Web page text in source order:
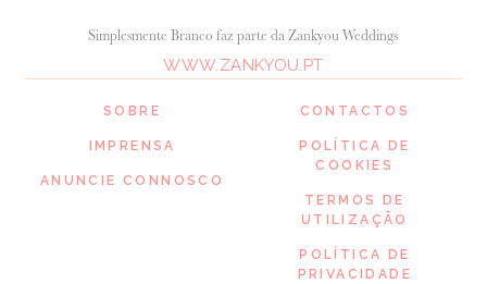
SOBRE
IMPRENSA
ANUNCIE CONNOSCO
Simplesmente Branco faz parte da Zankyou Weddings
WWW.ZANKYOU.PT
CONTACTOS
POLÍTICA DE
COOKIES
TERMOS DE
UTILIZAÇÃO
POLÍTICA DE
PRIVACIDADE